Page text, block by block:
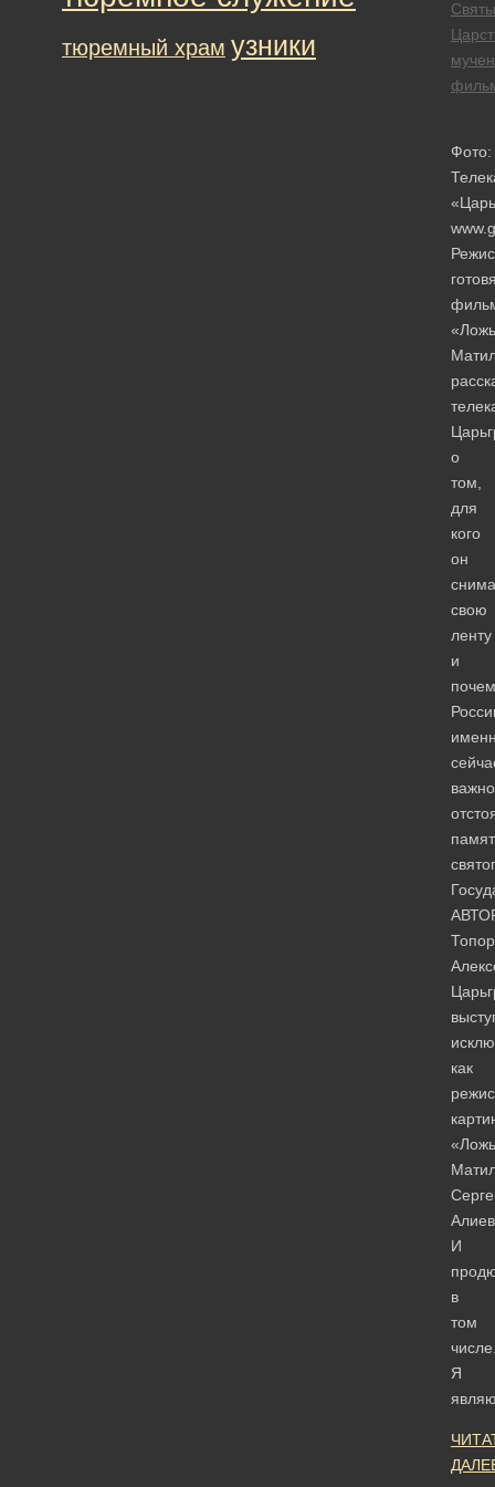
Фото:
«Ложь
о
том,
для
кого
он
свою
ленту
и
важно
как
«Ложь
И
в
том
Я
тюремный храм узники